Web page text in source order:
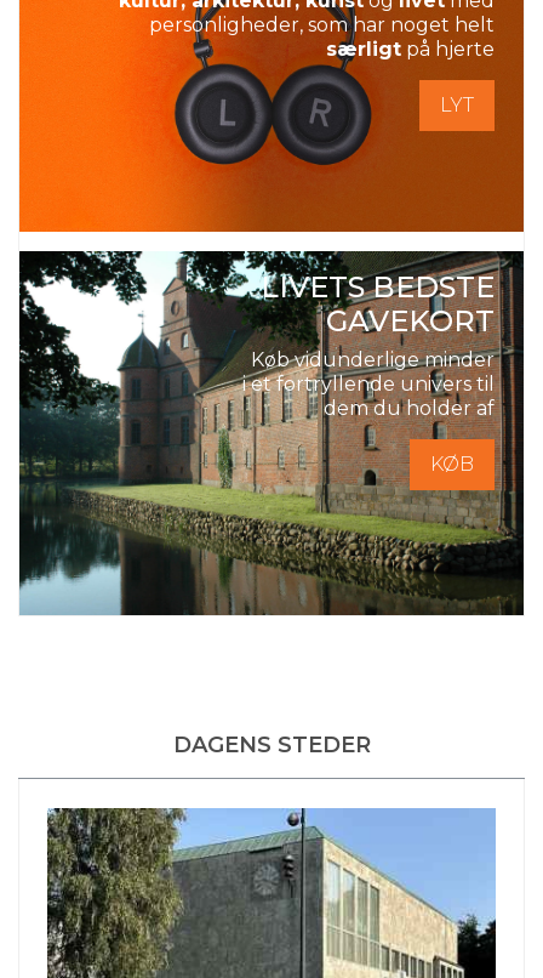
personligheder, som har noget helt
særligt på hjerte
LYT
LIVETS BEDSTE
GAVEKORT
Køb vidunderlige minder
i et fortryllende univers til
dem du holder af
KØB
DAGENS STEDER